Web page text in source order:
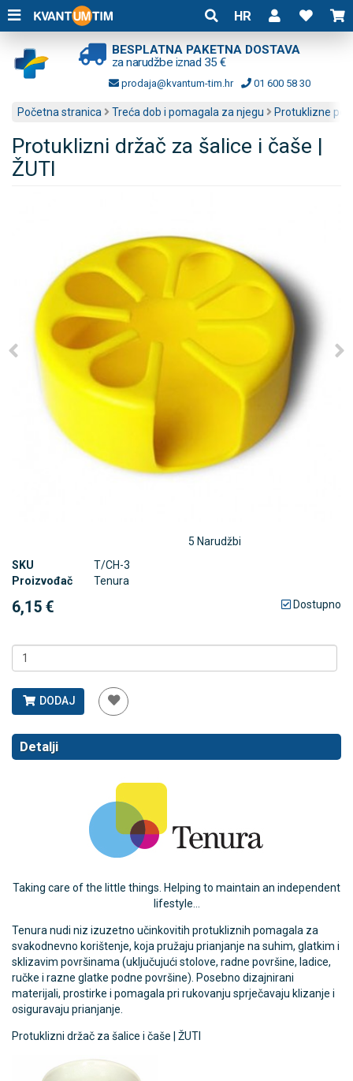
HR
BESPLATNA PAKETNA DOSTAVA
za narudžbe iznad 35 €
prodaja@kvantum-tim.hr 01 600 58 30
Početna stranica Treća dob i pomagala za njegu Protuklizne
Protuklizni držač za šalice i čaše |
ŽUTI
5 Narudžbi
SKU
T/CH-3
Proizvođač
Tenura
6,15 € Dostupno
DODAJ
Detalji
Taking care of the little things. Helping to maintain an independent
lifestyle...
Tenura nudi niz izuzetno učinkovitih protukliznih pomagala za
svakodnevno korištenje, koja pružaju prianjanje na suhim, glatkim i
sklizavim površinama (uključujući stolove, radne površine, ladice,
ručke i razne glatke podne površine). Posebno dizajnirani
materijali, prostirke i pomagala pri rukovanju sprječavaju klizanje i
osiguravaju prianjanje.
Protuklizni držač za šalice i čaše | ŽUTI